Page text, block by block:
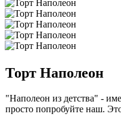
Торт Наполеон
"Наполеон из детства" -
просто попробуйте наш.